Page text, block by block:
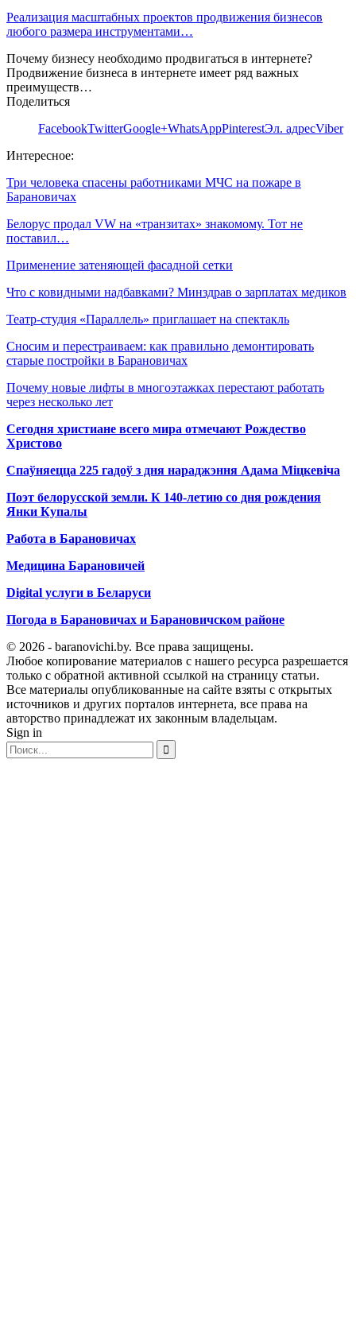
Реализация масштабных проектов продвижения бизнесов
любого размера инструментами…
Почему бизнесу необходимо продвигаться в интернете?
Продвижение бизнеса в интернете имеет ряд важных
преимуществ…
Поделиться
FacebookTwitterGoogle+WhatsAppPinterestЭл. адресViber
Интересное:
Три человека спасены работниками МЧС на пожаре в
Барановичах
Белорус продал VW на «транзитах» знакомому. Тот не
поставил…
Применение затеняющей фасадной сетки
Что с ковидными надбавками? Минздрав о зарплатах медиков
Театр-студия «Параллель» приглашает на спектакль
Сносим и перестраиваем: как правильно демонтировать
старые постройки в Барановичах
Почему новые лифты в многоэтажках перестают работать
через несколько лет
Сегодня христиане всего мира отмечают Рождество
Христово
Спаўняецца 225 гадоў з дня нараджэння Адама Міцкевіча
Поэт белорусской земли. К 140-летию со дня рождения
Янки Купалы
Работа в Барановичах
Медицина Барановичей
Digital услуги в Беларуси
Погода в Барановичах и Барановичском районе
© 2026 - baranovichi.by. Все права защищены.
Любое копирование материалов с нашего ресурса разрешается
только с обратной активной ссылкой на страницу статьи.
Все материалы опубликованные на сайте взяты с открытых
источников и других порталов интернета, все права на
авторство принадлежат их законным владельцам.
Sign in